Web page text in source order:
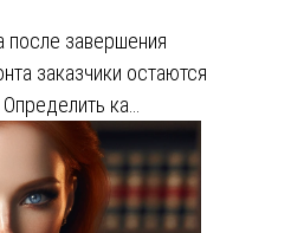
после завершения
заказчики остаются
ка…